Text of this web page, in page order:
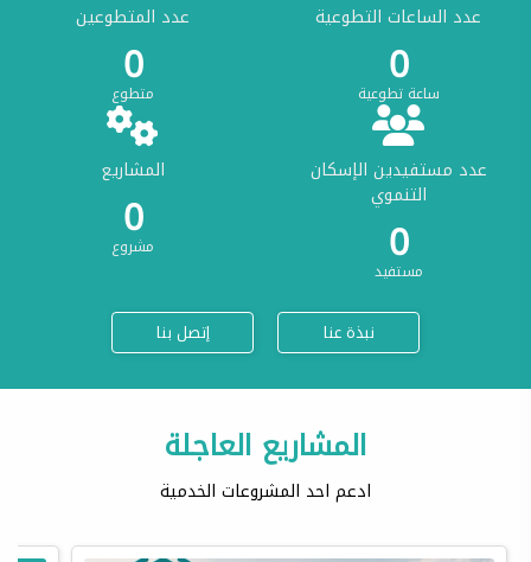
عدد الساعات التطوعية
0
ساعة تطوعية
عدد المتطوعين
0
متطوع
عدد مستفيدين الإسكان
التنموي
0
مستفيد
المشاريع
0
مشروع
نبذة عنا إتصل بنا
المشاريع العاجلة
ادعم احد المشروعات الخدمية